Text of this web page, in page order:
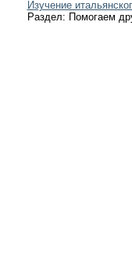
Изучение
Раздел: Помогаем